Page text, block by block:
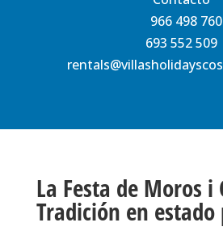
966 498 760
693 552 509
La Festa de Moros i
Tradición en